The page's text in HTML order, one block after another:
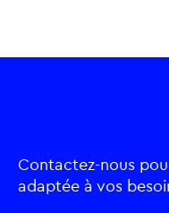
Contactez-nous
adaptée à vos